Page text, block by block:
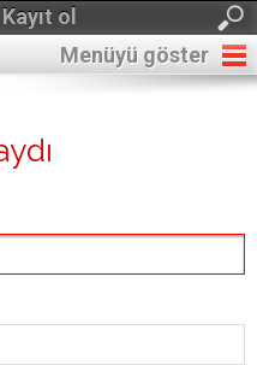
ol
Menüyü göster